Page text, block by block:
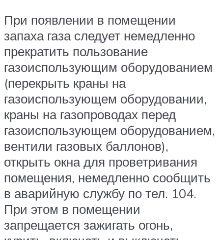
При появлении в помещении
запаха газа следует немедленно
прекратить пользование
газоиспользующим оборудованием
(перекрыть краны на
газоиспользующем оборудовании,
краны на газопроводах перед
газоиспользующем оборудованием,
вентили газовых баллонов),
открыть окна для проветривания
помещения, немедленно сообщить
в аварийную службу по тел. 104.
При этом в помещении
запрещается зажигать огонь,